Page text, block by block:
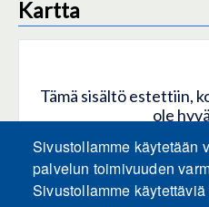
Kartta
Tämä sisältö estettiin,
ole
HYVÄKSY
Sivustollamme käytetään
palvelun toimivuuden
Sivustollamme